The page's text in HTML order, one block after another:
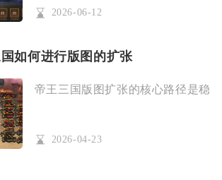
2026-06-12
如何进行版图的扩张
帝王三国版图扩张的核心路径是稳
2026-04-23